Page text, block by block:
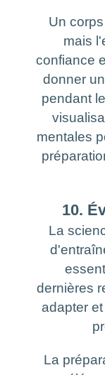
Un
mais
confiance
donner
pendant
mentales
10.
La
dernières
adapter
La